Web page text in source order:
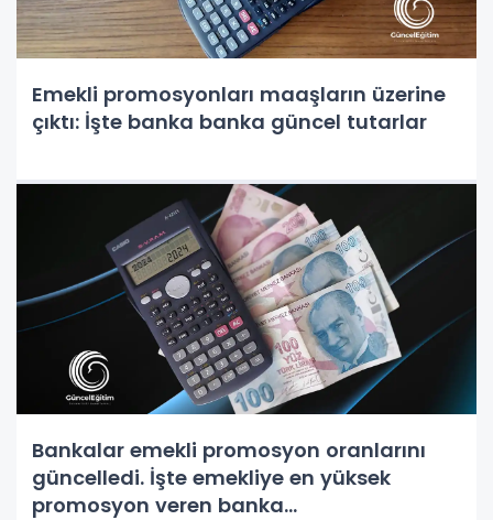
Emekli promosyonları maaşların üzerine
çıktı: İşte banka banka güncel tutarlar
Bankalar emekli promosyon oranlarını
güncelledi. İşte emekliye en yüksek
promosyon veren banka...